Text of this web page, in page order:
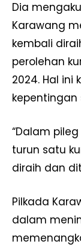
Dia
Karawang
kembali
perolehan
2024. Hal ini
kepentingan
“Dalam pileg
turun satu
diraih dan
Pilkada
dalam